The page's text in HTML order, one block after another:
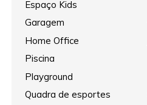
Espaço Kids
Garagem
Home Office
Piscina
Playground
Quadra de esportes